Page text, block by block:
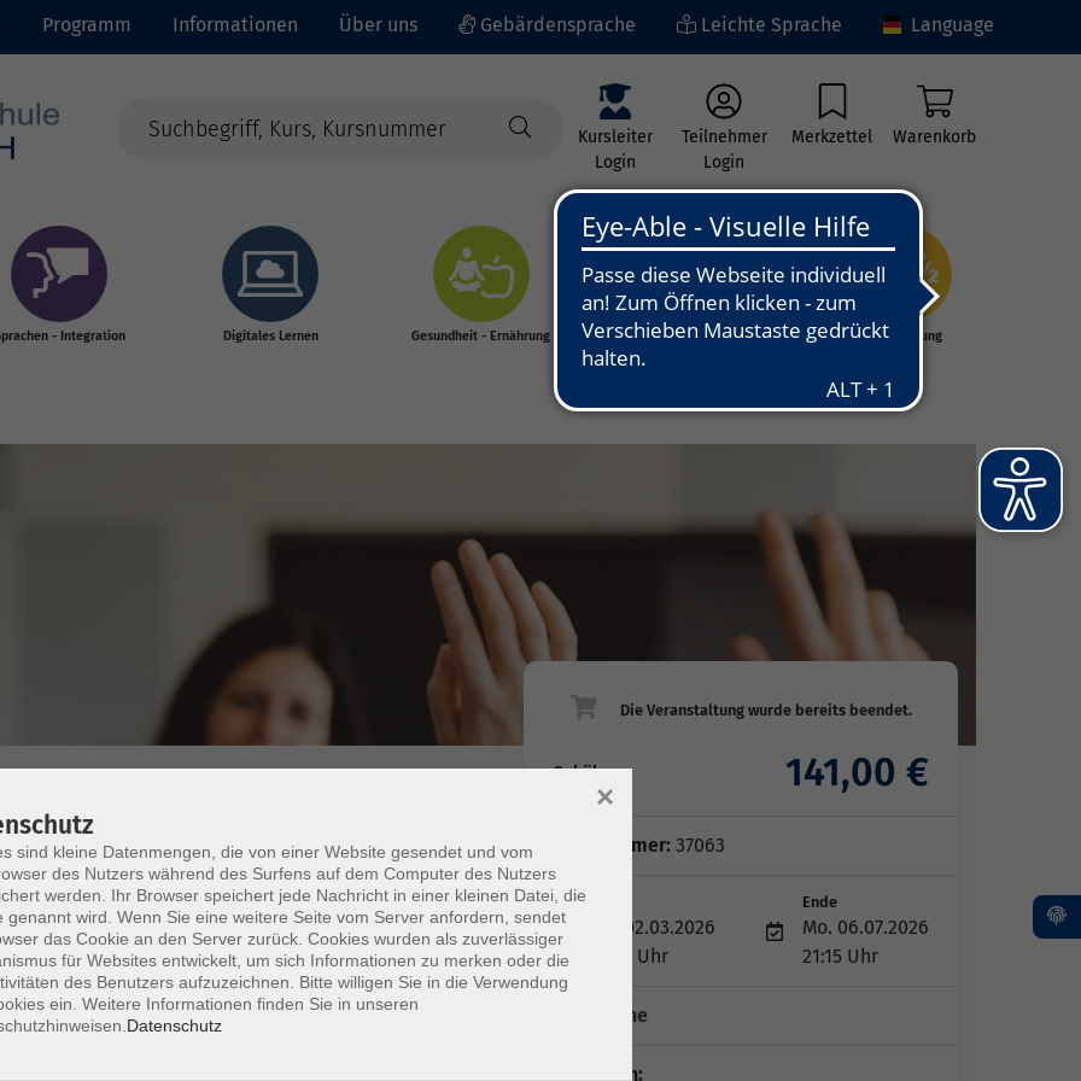
Programm Informationen Über uns Gebärdensprache Leichte Sprache Language
Kursleiter
Login
Teilnehmer
Login
Merkzettel Warenkorb
- Integration Digitales Lernen Gesundheit - Ernährung
Kunst - Kultur -
Grundbildung
Koreanischkenntnisse langfristig und
zu verbessern? Dann sind Sie hier genau
und bietet umfangreiche
Themen der koreanischen Kultur behandelt.
"New Sogang Koreanisch 2B" (Lektionen
und Teilnehmer sind stets
Gebühr 141,00 €
Kursnummer: 37063
Mo. 02.03.2026
19:45 Uhr
Ende
Mo. 06.07.2026
21:15 Uhr
15 Termine
Dozent*in:
sind kleine Datenmengen, die von einer Website gesendet und vom
des Nutzers während des Surfens auf dem Computer des Nutzers
werden. Ihr Browser speichert jede Nachricht in einer kleinen Datei, die
genannt wird. Wenn Sie eine weitere Seite vom Server anfordern, sendet
das Cookie an den Server zurück. Cookies wurden als zuverlässiger
für Websites entwickelt, um sich Informationen zu merken oder die
des Benutzers aufzuzeichnen. Bitte willigen Sie in die Verwendung
ein. Weitere Informationen finden Sie in unseren
Datenschutz
×